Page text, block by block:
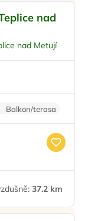
nad
nad Metují
Balkon/terasa
37.2 km